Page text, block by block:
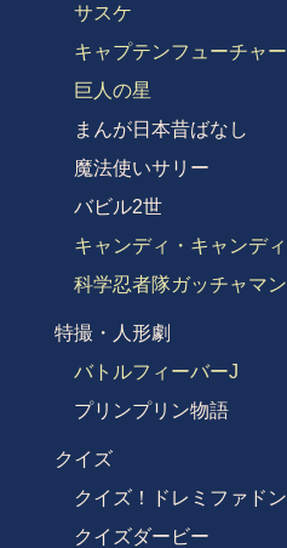
サスケ
キャプテンフューチャー
巨人の星
まんが日本昔ばなし
魔法使いサリー
バビル2世
キャンディ・キャンディ
科学忍者隊ガッチャマン
特撮・人形劇
バトルフィーバーJ
プリンプリン物語
クイズ
クイズ！ドレミファドン
クイズダービー